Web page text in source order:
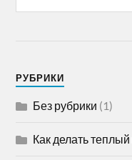
РУБРИКИ
Без рубрики (1)
Как делать теплый